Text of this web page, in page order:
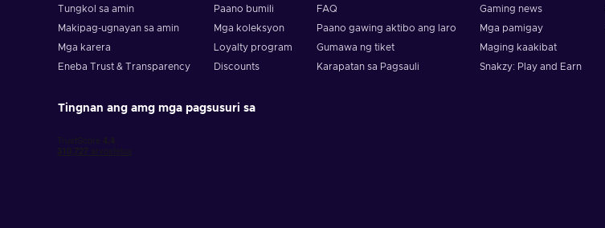
Tungkol sa amin
Makipag-ugnayan sa amin
Mga karera
Eneba Trust & Transparency
Paano bumili
Mga koleksyon
Loyalty program
Discounts
FAQ
Paano gawing aktibo ang laro
Gumawa ng tiket
Karapatan sa Pagsauli
Gaming news
Mga pamigay
Maging kaakibat
Snakzy: Play and Earn
Tingnan ang amg mga pagsusuri sa